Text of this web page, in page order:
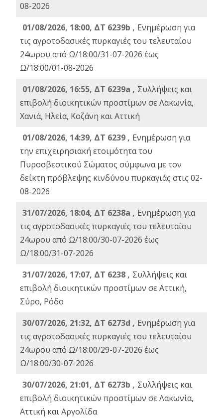
08-2026
01/08/2026, 18:00, ΔΤ 6239b , Ενημέρωση για
τις αγροτοδασικές πυρκαγιές του τελευταίου
24ωρου από Ω/18:00/31-07-2026 έως
Ω/18:00/01-08-2026
01/08/2026, 16:55, ΔΤ 6239a , Συλλήψεις και
επιβολή διοικητικών προστίμων σε Λακωνία,
Χανιά, Ηλεία, Κοζάνη και Αττική
01/08/2026, 14:39, ΔΤ 6239 , Ενημέρωση για
την επιχειρησιακή ετοιμότητα του
Πυροσβεστικού Σώματος σύμφωνα με τον
δείκτη πρόβλεψης κινδύνου πυρκαγιάς στις 02-
08-2026
31/07/2026, 18:04, ΔΤ 6238a , Ενημέρωση για
τις αγροτοδασικές πυρκαγιές του τελευταίου
24ωρου από Ω/18:00/30-07-2026 έως
Ω/18:00/31-07-2026
31/07/2026, 17:07, ΔΤ 6238 , Συλλήψεις και
επιβολή διοικητικών προστίμων σε Αττική,
Σύρο, Ρόδο
30/07/2026, 21:32, ΔΤ 6273d , Ενημέρωση για
τις αγροτοδασικές πυρκαγιές του τελευταίου
24ωρου από Ω/18:00/29-07-2026 έως
Ω/18:00/30-07-2026
30/07/2026, 21:01, ΔΤ 6273b , Συλλήψεις και
επιβολή διοικητικών προστίμων σε Λακωνία,
Αττική και Αργολίδα